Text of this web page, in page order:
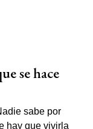
se hace